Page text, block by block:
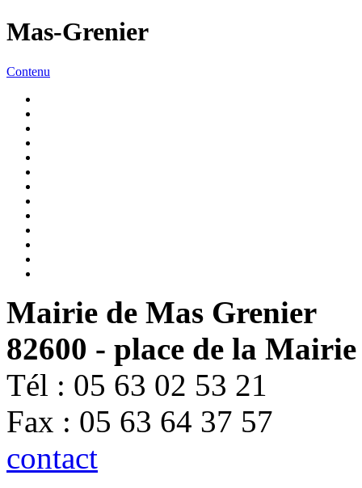
Mas-Grenier
Contenu
Mairie de Mas Grenier
82600 - place de la Mairie
Tél : 05 63 02 53 21
Fax : 05 63 64 37 57
contact